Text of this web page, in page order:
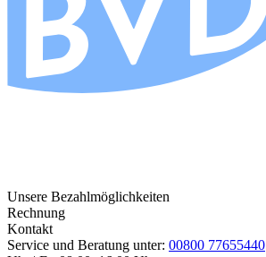
Unsere Bezahlmöglichkeiten
Rechnung
Kontakt
Service und Beratung unter: 00800 77655440